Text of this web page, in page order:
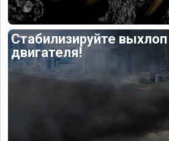
Стабилизируйте
двигателя!